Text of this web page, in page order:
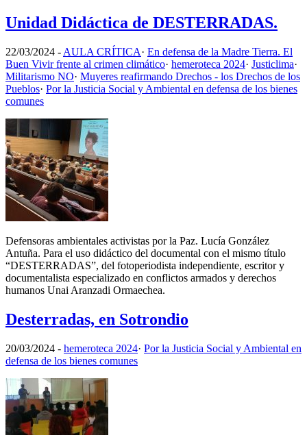
Unidad Didáctica de DESTERRADAS.
22/03/2024 - AULA CRÍTICA· En defensa de la Madre Tierra. El
Buen Vivir frente al crimen climático· hemeroteca 2024· Justiclima·
Militarismo NO· Muyeres reafirmando Drechos - los Drechos de los
Pueblos· Por la Justicia Social y Ambiental en defensa de los bienes
comunes
Defensoras ambientales activistas por la Paz. Lucía González
Antuña. Para el uso didáctico del documental con el mismo título
“DESTERRADAS”, del fotoperiodista independiente, escritor y
documentalista especializado en conflictos armados y derechos
humanos Unai Aranzadi Ormaechea.
Desterradas, en Sotrondio
20/03/2024 - hemeroteca 2024· Por la Justicia Social y Ambiental en
defensa de los bienes comunes